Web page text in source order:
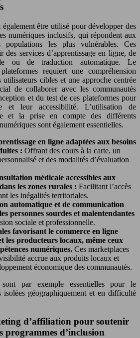
être utilisé pour développer des
numériques inclusifs, qui répondent aux
populations les plus vulnérables. Ces
des services d’apprentissage en ligne, de
ou de traduction automatique. Le
requiert une compréhension
utilisateurs cibles et une approche centrée
de collaborer avec les communautés
et du test de ces plateformes pour
et leur accessibilité. L’utilisation de
et la prise en compte des différents
sont également essentielles.
en ligne adaptées aux besoins
: Offrant des cours à la carte, un
et des modalités d’évaluation
médicale accessibles aux
les zones rurales : Facilitant l’accès
les inégalités territoriales.
automatique et de communication
personnes sourdes et malentendantes
sociale et professionnelle.
favorisant le commerce en ligne
les producteurs locaux, même ceux
numériques. Ces marketplaces
accrue aux produits locaux et
économique des communautés.
sont par exemple essentielles pour le
isolées géographiquement et en difficulté
d’affiliation pour soutenir
programmes d’inclusion